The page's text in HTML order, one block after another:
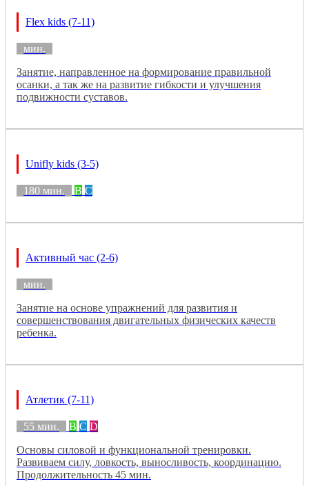
Flex kids (7-11)
мин.
Занятие, направленное на формирование правильной
осанки, а так же на развитие гибкости и улучшения
подвижности суставов.
Unifly kids (3-5)
180 мин. B C
Активный час (2-6)
мин.
Занятие на основе упражнений для развития и
совершенствования двигательных физических качеств
ребенка.
Атлетик (7-11)
55 мин. B C D
Основы силовой и функциональной тренировки.
Развиваем силу, ловкость, выносливость, координацию.
Продолжительность 45 мин.